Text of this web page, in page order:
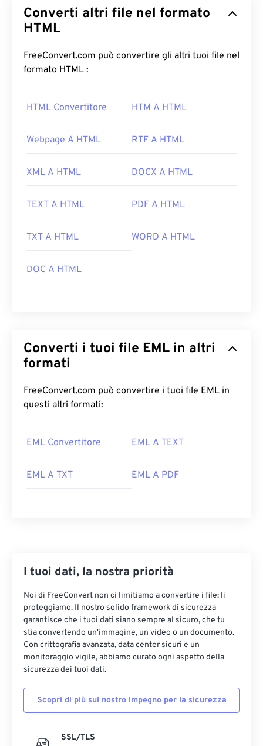
Converti altri file nel formato
HTML
FreeConvert.com può convertire gli altri tuoi file nel
formato HTML :
HTML Convertitore HTM A HTML
Webpage A HTML RTF A HTML
XML A HTML DOCX A HTML
TEXT A HTML PDF A HTML
TXT A HTML WORD A HTML
DOC A HTML
Converti i tuoi file EML in altri
formati
FreeConvert.com può convertire i tuoi file EML in
questi altri formati:
EML Convertitore EML A TEXT
EML A TXT EML A PDF
I tuoi dati, la nostra priorità
Noi di FreeConvert non ci limitiamo a convertire i file: li
proteggiamo. Il nostro solido framework di sicurezza
garantisce che i tuoi dati siano sempre al sicuro, che tu
stia convertendo un'immagine, un video o un documento.
Con crittografia avanzata, data center sicuri e un
monitoraggio vigile, abbiamo curato ogni aspetto della
sicurezza dei tuoi dati.
Scopri di più sul nostro impegno per la sicurezza
SSL/TLS